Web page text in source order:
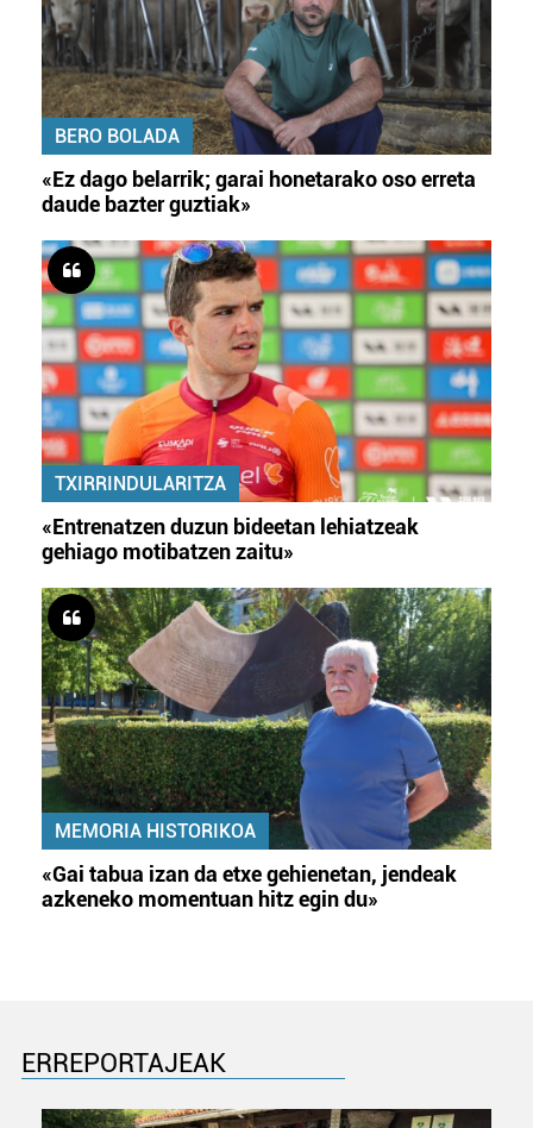
BERO BOLADA
«Ez dago belarrik; garai honetarako oso erreta
daude bazter guztiak»
TXIRRINDULARITZA
«Entrenatzen duzun bideetan lehiatzeak
gehiago motibatzen zaitu»
MEMORIA HISTORIKOA
«Gai tabua izan da etxe gehienetan, jendeak
azkeneko momentuan hitz egin du»
ERREPORTAJEAK